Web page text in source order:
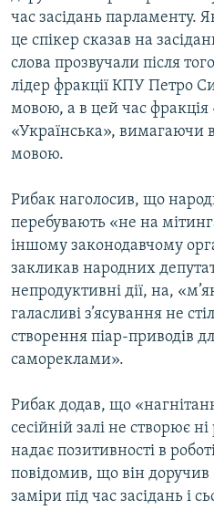
Усі сайти RFE/RL
час засідань парламенту.
це спікер сказав на
слова прозвучали після
лідер фракції КПУ Петро
мовою, а в цей час фракція
«Українська», вимагаючи
мовою.
Рибак наголосив, що
перебувають «не на
іншому законодавчому
закликав народних
непродуктивні дії, на,
галасливі з’ясування не
створення піар-приводів
самореклами».
Рибак додав, що
сесійній залі не створює
надає позитивності в
повідомив, що він доручив
заміри під час засідань і